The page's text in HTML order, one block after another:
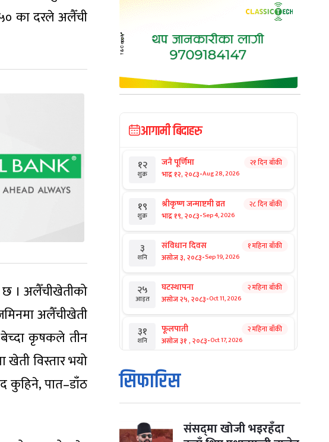
का दरले अलैँची
छ । अलैँचीखेतीको
अलैँचीखेती
बेच्दा कृषकले तीन
खेती विस्तार भयो
कुहिने, पात–डाँठ
आगामी बिदाहरु
१२
शुक्र
जनै पूर्णिमा
भाद्र १२, २०८३-Aug 28, 2026
२१ दिन बाँकी
१९
शुक्र
श्रीकृष्ण जन्माष्टमी व्रत
भाद्र १९, २०८३-Sep 4, 2026
२८ दिन बाँकी
३
शनि
संविधान दिवस
असोज ३, २०८३-Sep 19, 2026
१ महिना बाँकी
२५
आइत
घटस्थापना
असोज २५, २०८३-Oct 11, 2026
२ महिना बाँकी
३१
शनि
फूलपाती
असोज ३१ , २०८३-Oct 17, 2026
२ महिना बाँकी
१
आइत
कार्तिक सङ्क्रान्ति
कार्तिक १, २०८३
मंगल कार्तिक ३, २०८३-Oct 20, 2026
सिफारिस
संसद्‌मा खोजी भइरहँदा